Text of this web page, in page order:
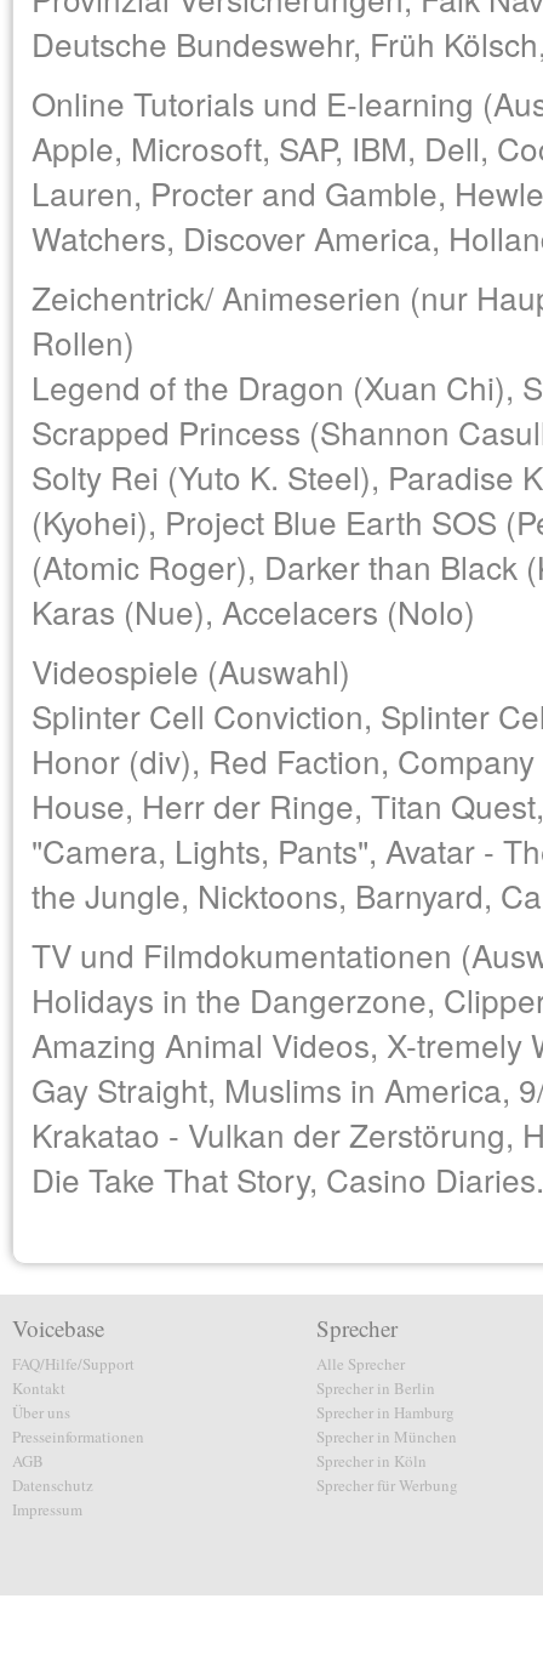
Deutsche Bundeswehr, Früh
Online Tutorials und E-learning
Apple, Microsoft, SAP, IBM, Dell,
Lauren, Procter and Gamble,
Watchers, Discover America,
Zeichentrick/ Animeserien (nur
Rollen)
Legend of the Dragon (Xuan Chi),
Scrapped Princess (Shannon
Solty Rei (Yuto K. Steel), Paradise
(Kyohei), Project Blue Earth SOS
(Atomic Roger), Darker than Black
Karas (Nue), Accelacers (Nolo)
Videospiele (Auswahl)
Splinter Cell Conviction, Splinter
Honor (div), Red Faction,
House, Herr der Ringe, Titan
"Camera, Lights, Pants", Avatar -
the Jungle, Nicktoons, Barnyard,
TV und Filmdokumentationen
Holidays in the Dangerzone,
Amazing Animal Videos, X-tremely
Gay Straight, Muslims in America,
Krakatao - Vulkan der Zerstörung,
Die Take That Story, Casino Diaries.
Voicebase
FAQ/Hilfe/Support
Kontakt
Über uns
Presseinformationen
AGB
Datenschutz
Impressum
Sprecher
Alle Sprecher
Sprecher in Berlin
Sprecher in Hamburg
Sprecher in München
Sprecher in Köln
Sprecher für Werbung